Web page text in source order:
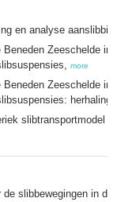
en analyse
Zeeschelde in
more
Zeeschelde in
slibtransportmodel
slibbewegingen in